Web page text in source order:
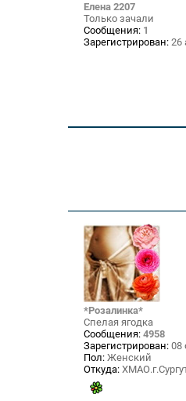
Елена 2207
Только зачали
Сообщения: 1
Зарегистрирован: 26
*Розалинка*
Спелая ягодка
Сообщения: 4958
Зарегистрирован: 08
Пол: Женский
Откуда: